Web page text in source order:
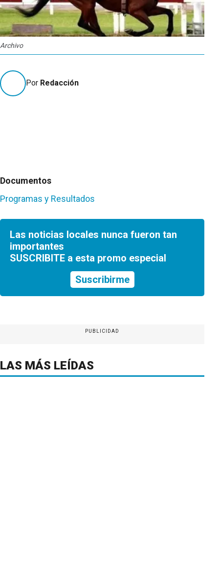
Archivo
Por Redacción
Documentos
Programas y Resultados
Las noticias locales nunca fueron tan
importantes
SUSCRIBITE a esta promo especial
Suscribirme
PUBLICIDAD
LAS MÁS LEÍDAS